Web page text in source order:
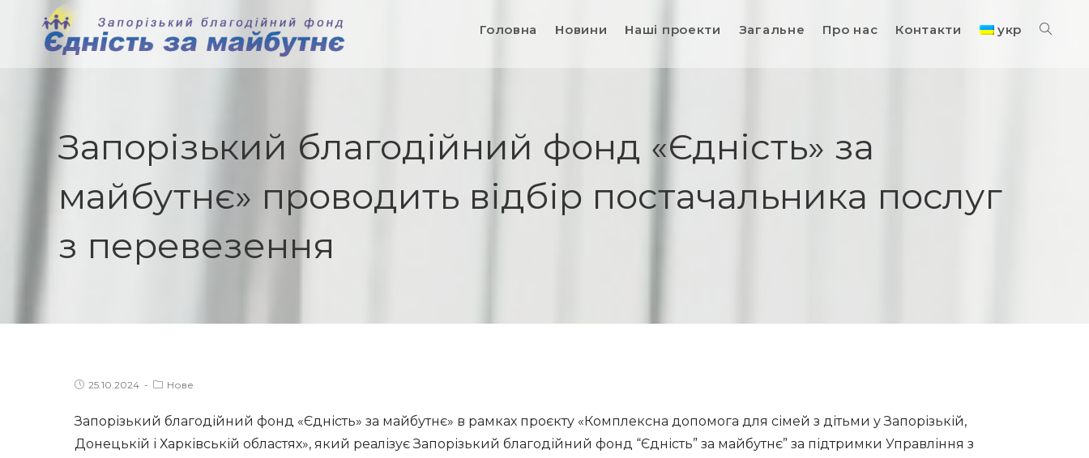
Головна Новини Наші проекти Загальне Про нас Контакти укр
Запорізький благодійний фонд «Єдність» за
майбутнє» проводить відбір постачальника послуг
з перевезення
Post25.10.2024
PostНове
Запорізький благодійний фонд «Єдність» за майбутнє» в рамках проєкту «Комплексна допомога для сімей з дітьми у Запорізькій,
Донецькій і Харківській областях», який реалізує Запорізький благодійний фонд “Єдність” за майбутнє” за підтримки Управління з